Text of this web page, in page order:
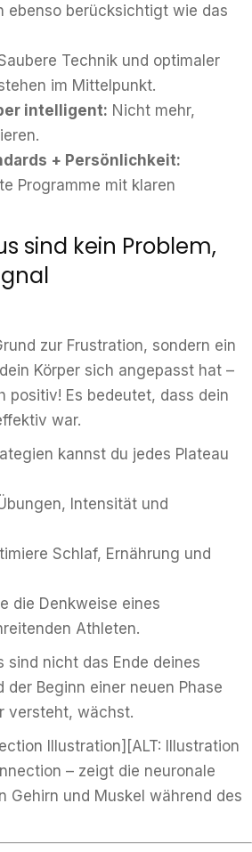
ebenso berücksichtigt wie das
Technik und optimaler
im Mittelpunkt.
intelligent: Nicht mehr,
+ Persönlichkeit:
Programme mit klaren
sind kein Problem,
zur Frustration, sondern ein
Körper sich angepasst hat –
positiv! Es bedeutet, dass dein
war.
kannst du jedes Plateau
Intensität und
Schlaf, Ernährung und
die Denkweise eines
Athleten.
sind nicht das Ende deines
der Beginn einer neuen Phase
versteht, wächst.
Illustration][ALT: Illustration
– zeigt die neuronale
Gehirn und Muskel während des